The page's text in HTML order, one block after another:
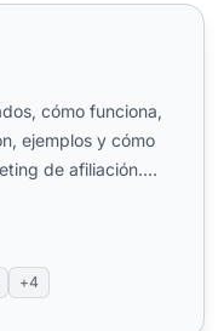
cómo funciona,
ejemplos y cómo
de afiliación.
+4